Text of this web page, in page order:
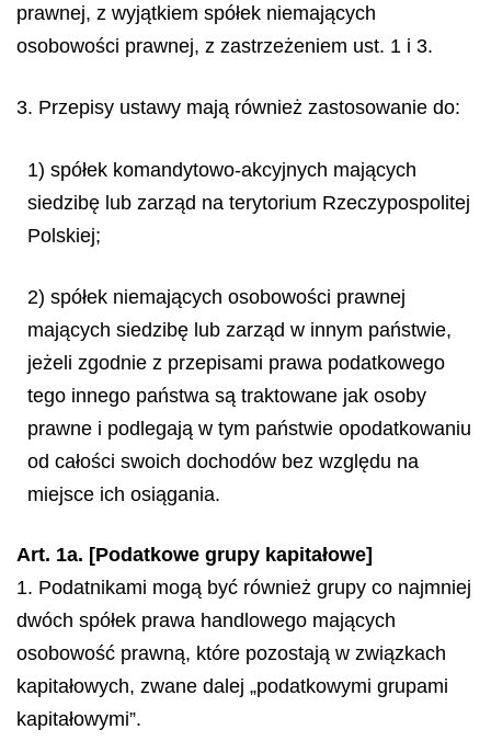
prawnej, z wyjątkiem spółek niemających
osobowości prawnej, z zastrzeżeniem ust. 1 i 3.
3. Przepisy ustawy mają również zastosowanie do:
1) spółek komandytowo-akcyjnych mających
siedzibę lub zarząd na terytorium Rzeczypospolitej
Polskiej;
2) spółek niemających osobowości prawnej
mających siedzibę lub zarząd w innym państwie,
jeżeli zgodnie z przepisami prawa podatkowego
tego innego państwa są traktowane jak osoby
prawne i podlegają w tym państwie opodatkowaniu
od całości swoich dochodów bez względu na
miejsce ich osiągania.
Art. 1a. [Podatkowe grupy kapitałowe]
1. Podatnikami mogą być również grupy co najmniej
dwóch spółek prawa handlowego mających
osobowość prawną, które pozostają w związkach
kapitałowych, zwane dalej „podatkowymi grupami
kapitałowymi”.